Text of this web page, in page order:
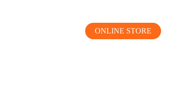
ONLINE STORE